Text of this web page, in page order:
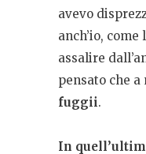
avevo
anch’io,
assalire
pensato che a
fuggii.
In